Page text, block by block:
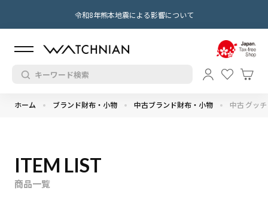
令和8年熊本地震による影響について
ホーム ブランド財布・小物 中古ブランド財布・小物 中古 グッ
ITEM LIST
商品一覧